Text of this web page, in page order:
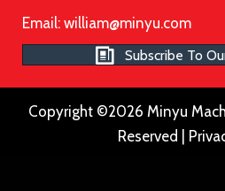
Email: william@minyu.com
Subscribe To
Copyright ©2026 Minyu
Reserved |